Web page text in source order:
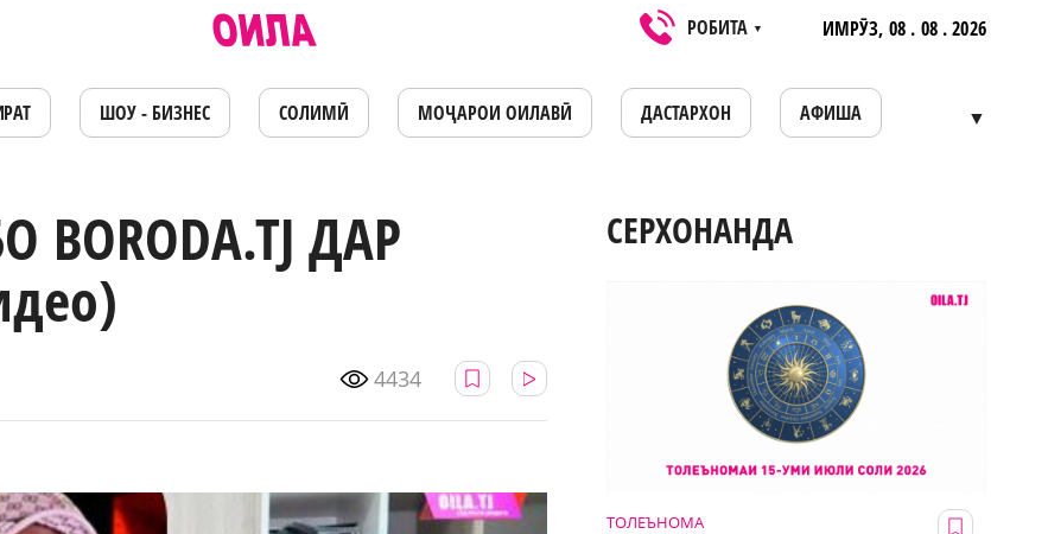
РОБИТА ▼ ИМРӮЗ, 08 . 08 . 2026
ШОУ - БИЗНЕС СОЛИМӢ МОҶАРОИ ОИЛАВӢ ДАСТАРХОН АФИША ▼
ДАР
4434
СЕРХОНАНДА
ТОЛЕЪНОМА